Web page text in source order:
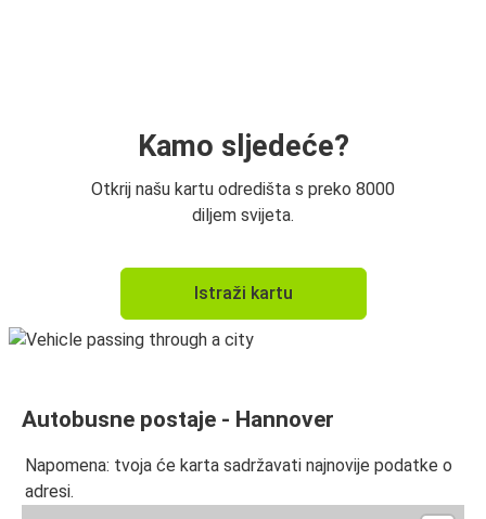
Düsseldorf
Düsseldorf
Hannover
Amsterdam
Hannover
Hannover
Frankfurt
Hannover
Dortmund
Kamo sljedeće?
Otkrij našu kartu odredišta s preko 8000
diljem svijeta.
Istraži kartu
Autobusne postaje - Hannover
Napomena: tvoja će karta sadržavati najnovije podatke o
adresi.